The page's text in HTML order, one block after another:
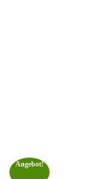
Angebot!